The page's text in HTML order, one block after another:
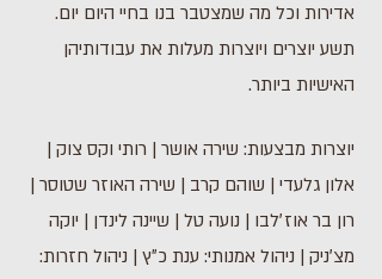
אדירות וכל מה שמצטבר בנו בחיי היום יום.
תשע יוצרים ויוצרות מעלות את עבודותיהן
האישיות ביותר.
יוצרות מבצעות: שירה אושר | רותי וקס צוק |
אלון גלעדי | שוהם קרב | שירה האוזר שטוסר |
רון בר אוז׳לבו | נועה טל | שיינה לינדן | יוקה
מצ׳ניק | ניהול אמנותי: ענת כ״ץ | ניהול חזרות: